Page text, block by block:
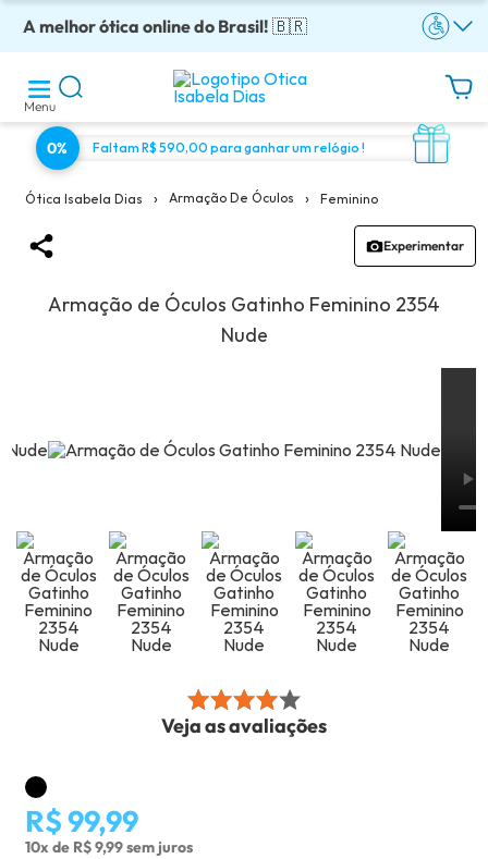
A melhor ótica online do Brasil!🇧🇷
Óculos completos armação + lentes a partir: R$199
Adquira em até 10x sem juros!
Enviamos para todo o Brasil!
Óculos de grau com preço justo!
Menu
0% Faltam R$ 590,00 para ganhar um relógio !
Ótica Isabela Dias › Armação De Óculos › Feminino
Experimentar
Armação de Óculos Gatinho Feminino 2354
Nude
Veja as avaliações
R$ 99,99
10x de R$ 9,99 sem juros